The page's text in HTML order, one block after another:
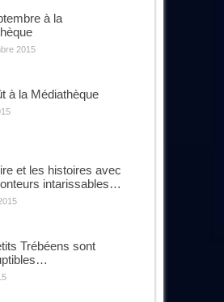
à la
2015
à la Médiathèque
et les histoires avec
intarissables…
Trébéens sont